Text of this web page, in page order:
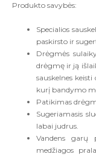
Produkto savybės:
Specialios
paskirsto ir
Drėgmės
drėgmę ir ją
sauskelnes
kurį bandymo
Patikimas
Sugeriamasis
labai judrus.
Vandens garų
medžiagos